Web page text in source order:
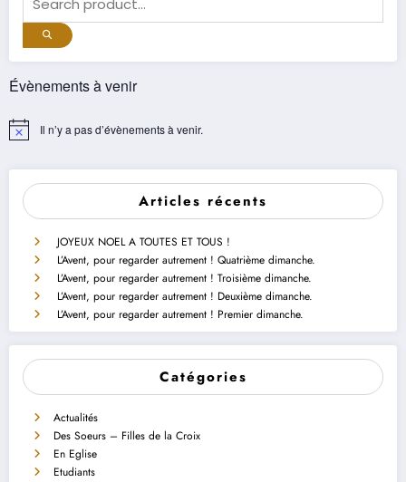
Évènements à venir
Notice Il n’y a pas d’évènements à venir.
Articles récents
JOYEUX NOEL A TOUTES ET TOUS !
L’Avent, pour regarder autrement ! Quatrième dimanche.
L’Avent, pour regarder autrement ! Troisième dimanche.
L’Avent, pour regarder autrement ! Deuxième dimanche.
L’Avent, pour regarder autrement ! Premier dimanche.
Catégories
Actualités
Des Soeurs – Filles de la Croix
En Eglise
Etudiants